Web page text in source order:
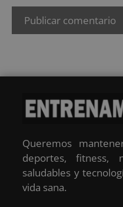
Queremos
deportes, fitness,
saludables y
vida sana.